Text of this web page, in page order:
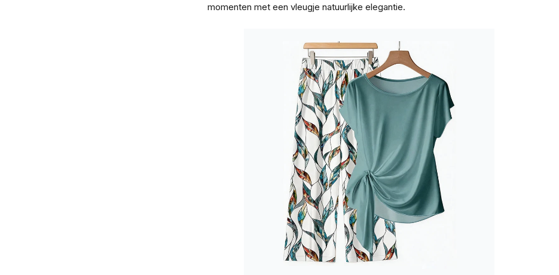
momenten met een vleugje natuurlijke elegantie.